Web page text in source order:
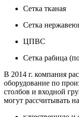
Сетка тканая
Сетка
ЦПВС
Сетка рабица
В 2014 г. компания
оборудование по
столбов и входной
могут рассчитывать